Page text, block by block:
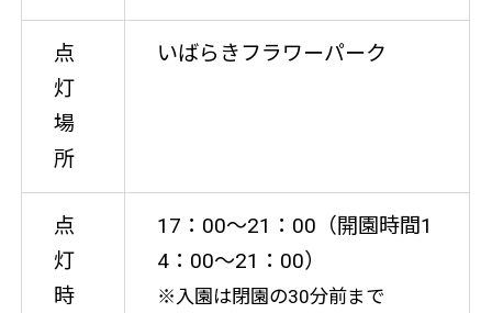
点
灯
場
所
いばらきフラワーパーク
点
灯
時
17：00〜21：00（開園時間1
4：00〜21：00）
※入園は閉園の30分前まで